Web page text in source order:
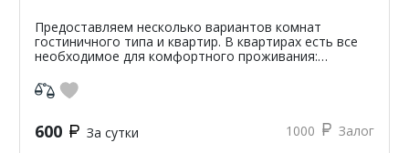
Предоставляем несколько вариантов комнат
гостиничного типа и квартир. В квартирах есть все
необходимое для комфортного проживания:
машина, телевизор, дв...
600 За сутки 1000 Залог